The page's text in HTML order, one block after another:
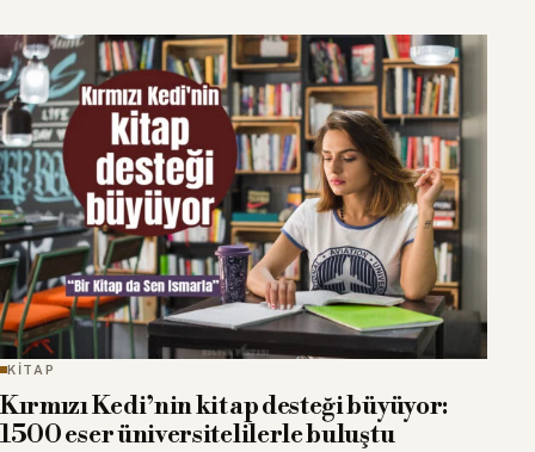
KİTAP
Kırmızı Kedi’nin kitap desteği büyüyor:
1500 eser üniversitelilerle buluştu